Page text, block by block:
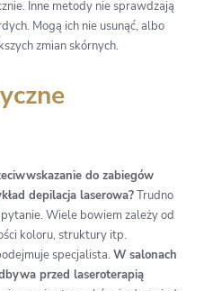
Inne metody nie sprawdzają
Mogą ich nie usunąć, albo
zmian skórnych.
do zabiegów
depilacja laserowa?Trudno
Wiele bowiem zależy od
koloru, struktury itp.
specjalista.W salonach
przed laseroterapią